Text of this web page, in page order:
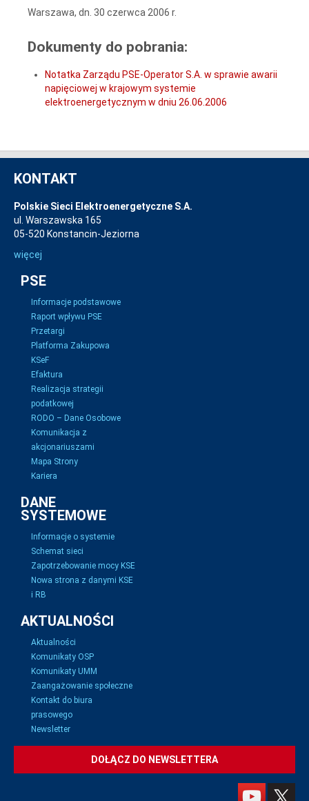
Warszawa, dn. 30 czerwca 2006 r.
Dokumenty do pobrania:
Notatka Zarządu PSE-Operator S.A. w sprawie awarii
napięciowej w krajowym systemie
elektroenergetycznym w dniu 26.06.2006
KONTAKT
Polskie Sieci Elektroenergetyczne S.A.
ul. Warszawska 165
05-520 Konstancin-Jeziorna
więcej
PSE
Informacje podstawowe
Raport wpływu PSE
Przetargi
Platforma Zakupowa
KSeF
Efaktura
Realizacja strategii
podatkowej
RODO – Dane Osobowe
Komunikacja z
akcjonariuszami
Mapa Strony
Kariera
DANE
SYSTEMOWE
Informacje o systemie
Schemat sieci
Zapotrzebowanie mocy KSE
Nowa strona z danymi KSE
i RB
AKTUALNOŚCI
Aktualności
Komunikaty OSP
Komunikaty UMM
Zaangażowanie społeczne
Kontakt do biura
prasowego
Newsletter
DOŁĄCZ DO NEWSLETTERA